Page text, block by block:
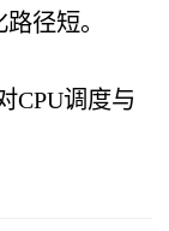
径短。
CPU调度与